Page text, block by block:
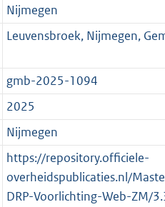
o
o
t
e
:
4
K
b
r
o
t
t
e
:
4
K
b
Nijmegen
Leuvensbroek, Nijmegen,
gmb-2025-1094
2025
Nijmegen
https://repository.officiele-
overheidspublicaties.nl/
DRP-Voorlichting-Web-ZM/